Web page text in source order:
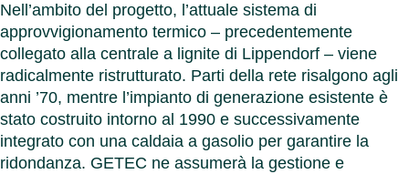
Nell’ambito del progetto, l’attuale sistema di
approvvigionamento termico – precedentemente
collegato alla centrale a lignite di Lippendorf – viene
radicalmente ristrutturato. Parti della rete risalgono agli
anni ’70, mentre l’impianto di generazione esistente è
stato costruito intorno al 1990 e successivamente
integrato con una caldaia a gasolio per garantire la
ridondanza. GETEC ne assumerà la gestione e